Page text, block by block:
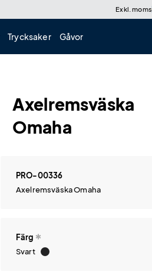
Exkl. moms
Trycksaker Gåvor
Axelremsväska
Omaha
PRO-00336
Axelremsväska Omaha
Färg
Svart